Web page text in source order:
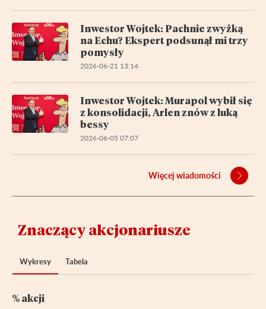
Znaczący akcjonariusze
Wykresy Tabela
% akcji
Inwestor Wojtek: Pachnie zwyżką
na Echu? Ekspert podsunął mi trzy
pomysły
2026-06-21 13:14
Inwestor Wojtek: Murapol wybił się
z konsolidacji, Arlen znów z luką
bessy
2026-06-05 07:07
Więcej wiadomości